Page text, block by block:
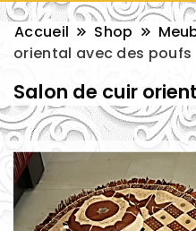
Accueil Shop
oriental avec des poufs
Salon de cuir